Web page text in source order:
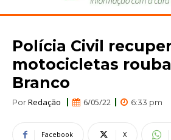
Polícia Civil
motocicletas
Branco
PorRedação 6/05/22 6:33 pm
Facebook X